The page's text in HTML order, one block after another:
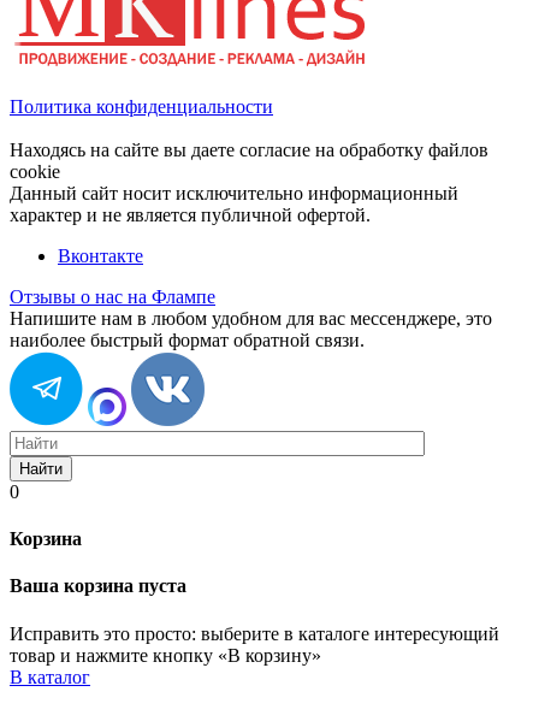
Политика конфиденциальности
Находясь на сайте вы даете согласие на обработку файлов
cookie
Данный сайт носит исключительно информационный
характер и не является публичной офертой.
Вконтакте
Отзывы о нас на Флампе
Напишите нам в любом удобном для вас мессенджере, это
наиболее быстрый формат обратной связи.
Найти
0
Корзина
Ваша корзина пуста
Исправить это просто: выберите в каталоге интересующий
товар и нажмите кнопку «В корзину»
В каталог